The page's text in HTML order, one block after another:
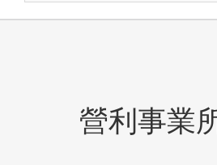
營利事業